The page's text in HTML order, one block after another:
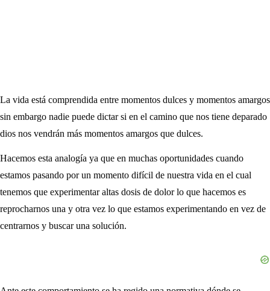
La vida está comprendida entre momentos dulces y momentos amargos
sin embargo nadie puede dictar si en el camino que nos tiene deparado
dios nos vendrán más momentos amargos que dulces.
Hacemos esta analogía ya que en muchas oportunidades cuando
estamos pasando por un momento difícil de nuestra vida en el cual
tenemos que experimentar altas dosis de dolor lo que hacemos es
reprocharnos una y otra vez lo que estamos experimentando en vez de
centrarnos y buscar una solución.